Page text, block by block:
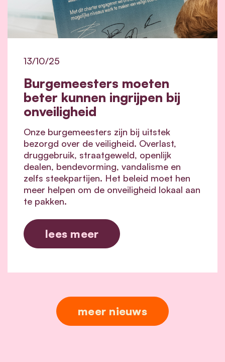
Burgemeesters moeten
beter kunnen ingrijpen bij
onveiligheid
13/10/25
Onze burgemeesters zijn bij uitstek
bezorgd over de veiligheid. Overlast,
druggebruik, straatgeweld, openlijk
dealen, bendevorming, vandalisme en
zelfs steekpartijen. Het beleid moet hen
meer helpen om de onveiligheid lokaal aan
te pakken.
lees meer
meer nieuws